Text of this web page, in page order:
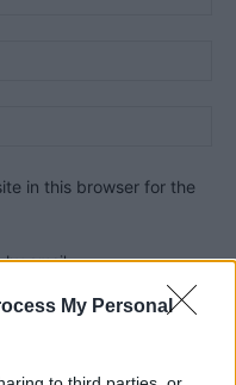
My Personal
in this browser for the
email.